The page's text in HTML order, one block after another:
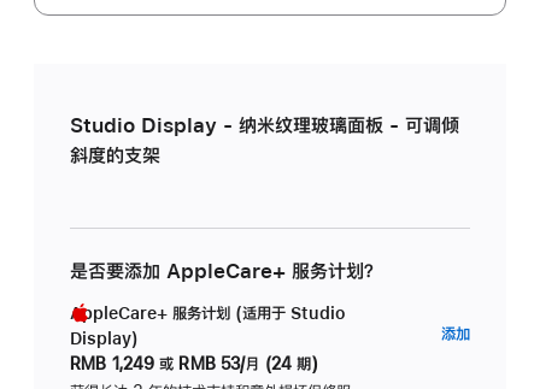
Studio Display - 纳米纹理玻璃面板 - 可调倾
斜度的支架
是否要添加 AppleCare+ 服务计划？
AppleCare+ 服务计划 (适用于 Studio
Display)
RMB 1,249 或 RMB 53/月 (24 期)
添加